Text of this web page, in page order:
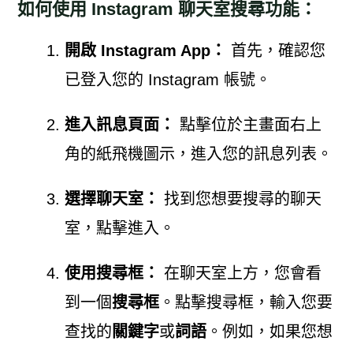
如何使用 Instagram 聊天室搜尋功能：
開啟 Instagram App：
首先，確認您
已登入您的 Instagram 帳號。
進入訊息頁面：
點擊位於主畫面右上
角的紙飛機圖示，進入您的訊息列表。
選擇聊天室： 找到您想要搜尋的聊天
室，點擊進入。
使用搜尋框：
在聊天室上方，您會看
到一個搜尋框。點擊搜尋框，輸入您要
查找的 關鍵字或詞語。例如，如果您想